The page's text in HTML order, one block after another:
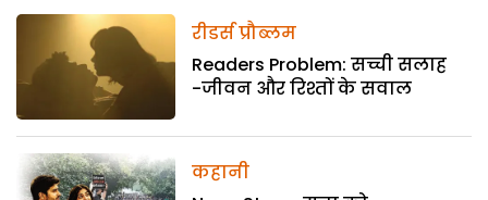
रीडर्स प्रौब्लम
Readers Problem: सच्ची सलाह
-जीवन और रिश्तों के सवाल
कहानी